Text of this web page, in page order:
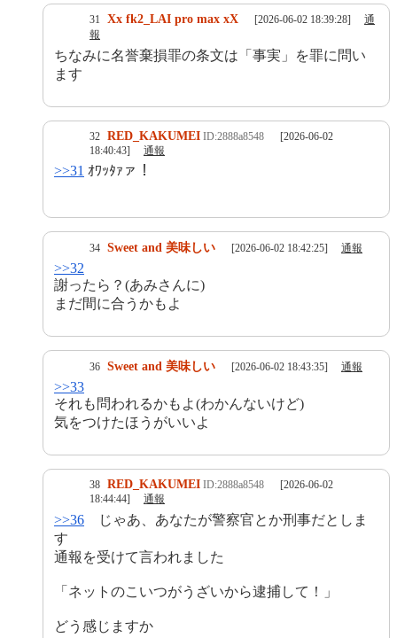
31 Xx fk2_LAI pro max xX [2026-06-02 18:39:28]
通
報
ちなみに名誉棄損罪の条文は「事実」を罪に問い
ます
32 RED_KAKUMEI ID:2888a8548
[2026-06-02
18:40:43]
通報
>>31 ｵﾜｯﾀｧァ！
34 Sweet and 美味しい [2026-06-02 18:42:25] 通報
>>32
謝ったら？(あみさんに)
まだ間に合うかもよ
36 Sweet and 美味しい [2026-06-02 18:43:35] 通報
>>33
それも問われるかもよ(わかんないけど)
気をつけたほうがいいよ
38 RED_KAKUMEI ID:2888a8548
[2026-06-02
18:44:44]
通報
>>36 じゃあ、あなたが警察官とか刑事だとしま
す
通報を受けて言われました
「ネットのこいつがうざいから逮捕して！」
どう感じますか